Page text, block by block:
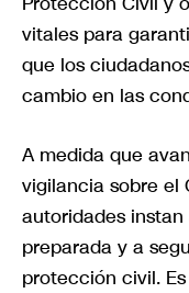
vitales para
que los
cambio en las
A medida que
vigilancia sobre el
autoridades
preparada y a
protección civil.